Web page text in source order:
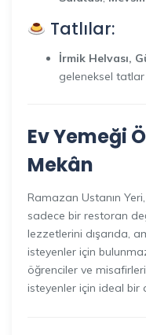
Tatlılar:
İrmik Helvası,
geleneksel
Ev Yemeği
Mekân
Ramazan Ustanın
sadece bir restoran
lezzetlerini dışarıda,
isteyenler için
öğrenciler ve
isteyenler için ideal bir